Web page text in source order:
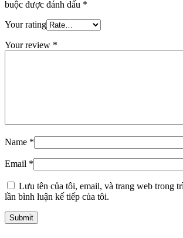
buộc được đánh dấu *
Your rating
Your review *
Name *
Email *
Lưu tên của tôi, email, và trang web trong
lần bình luận kế tiếp của tôi.